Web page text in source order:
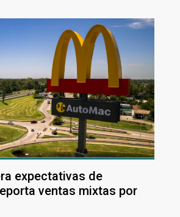
expectativas de
ventas mixtas por